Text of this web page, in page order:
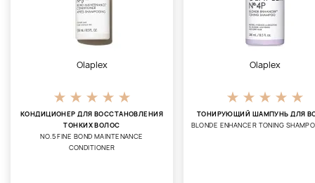
Olaplex
КОНДИЦИОНЕР ДЛЯ ВОССТАНОВЛЕНИЯ
ТОНКИХ ВОЛОС
NO.5 FINE BOND MAINTENANCE
CONDITIONER
Olaplex
ТОНИРУЮЩИЙ ШАМПУНЬ ДЛЯ
BLONDE ENHANCER TONING